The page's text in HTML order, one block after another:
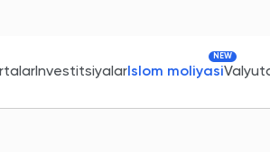
InvestitsiyalarIslom moliyasi
NEW